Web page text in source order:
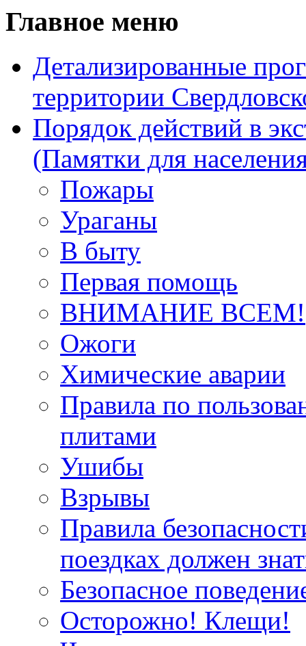
Главное меню
Детализированные
территории
Порядок действий в
(Памятки для
Пожары
Ураганы
В быту
Первая помощь
ВНИМАНИЕ ВСЕМ!
Ожоги
Химические аварии
Правила по
плитами
Ушибы
Взрывы
Правила
поездках должен
Безопасное
Осторожно! Клещи!